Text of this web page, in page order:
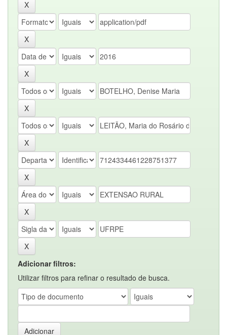
Adicionar filtros:
Utilizar filtros para refinar o resultado de busca.